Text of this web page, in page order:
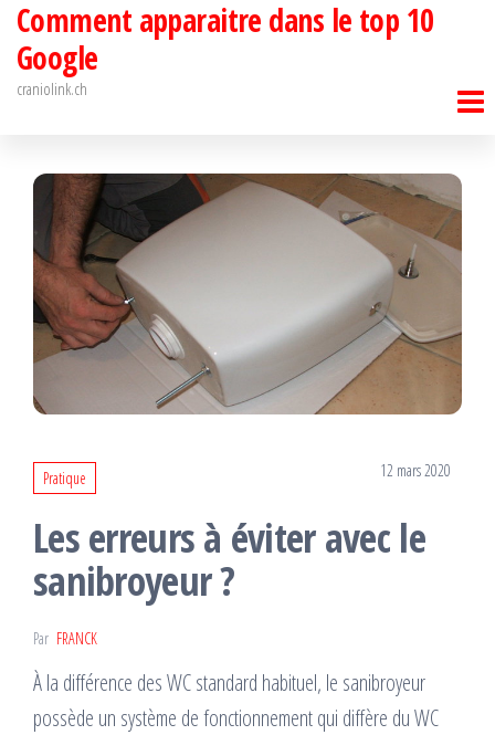
Passer
contenu
Comment apparaitre dans le top 10
Google
craniolink.ch
Pratique 12 mars 2020
Les erreurs à éviter avec le
sanibroyeur ?
Par FRANCK
À la différence des WC standard habituel, le sanibroyeur
possède un système de fonctionnement qui diffère du WC